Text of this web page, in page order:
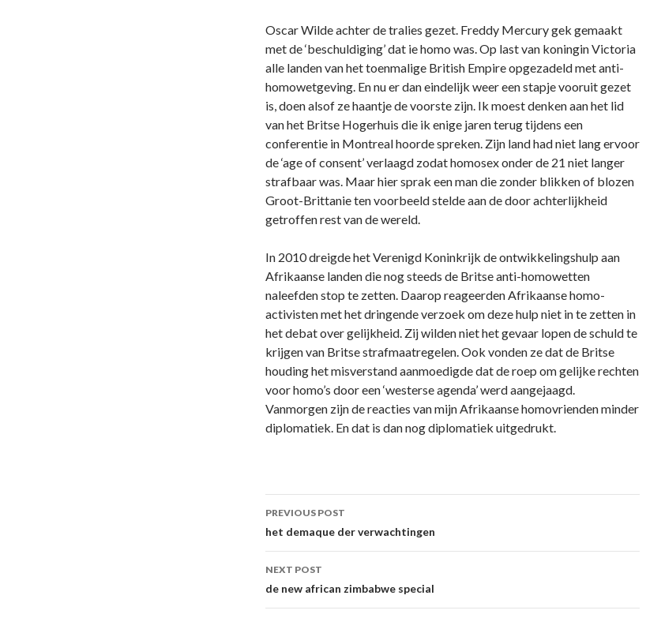
Oscar Wilde achter de tralies gezet. Freddy Mercury gek gemaakt
met de ‘beschuldiging’ dat ie homo was. Op last van koningin Victoria
alle landen van het toenmalige British Empire opgezadeld met anti-
homowetgeving. En nu er dan eindelijk weer een stapje vooruit gezet
is, doen alsof ze haantje de voorste zijn. Ik moest denken aan het lid
van het Britse Hogerhuis die ik enige jaren terug tijdens een
conferentie in Montreal hoorde spreken. Zijn land had niet lang ervoor
de ‘age of consent’ verlaagd zodat homosex onder de 21 niet langer
strafbaar was. Maar hier sprak een man die zonder blikken of blozen
Groot-Brittanie ten voorbeeld stelde aan de door achterlijkheid
getroffen rest van de wereld.
In 2010 dreigde het Verenigd Koninkrijk de ontwikkelingshulp aan
Afrikaanse landen die nog steeds de Britse anti-homowetten
naleefden stop te zetten. Daarop reageerden Afrikaanse homo-
activisten met het dringende verzoek om deze hulp niet in te zetten in
het debat over gelijkheid. Zij wilden niet het gevaar lopen de schuld te
krijgen van Britse strafmaatregelen. Ook vonden ze dat de Britse
houding het misverstand aanmoedigde dat de roep om gelijke rechten
voor homo’s door een ‘westerse agenda’ werd aangejaagd.
Vanmorgen zijn de reacties van mijn Afrikaanse homovrienden minder
diplomatiek. En dat is dan nog diplomatiek uitgedrukt.
Post
navigation
PREVIOUS POST
het demaque der verwachtingen
NEXT POST
de new african zimbabwe special